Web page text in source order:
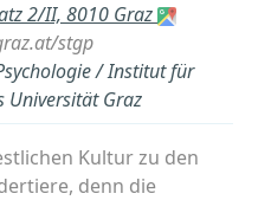
2/II, 8010 Graz
stgp
/ Institut für
Universität Graz
Kultur zu den
denn die